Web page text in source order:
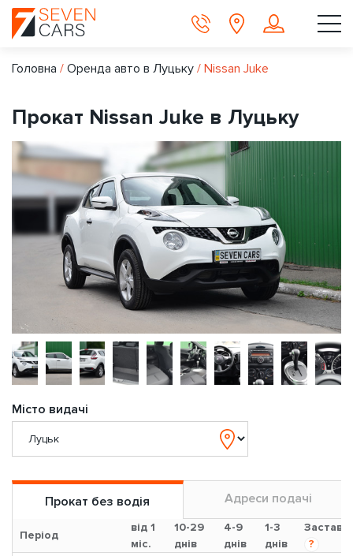
Головна / Оренда авто в Луцьку / Nissan Juke
Прокат Nissan Juke в Луцьку
Місто видачі
Прокат без водія Адреси подачі
Період
від 1
міс.
10-29
днів
4-9
днів
1-3
днів
Застава
?